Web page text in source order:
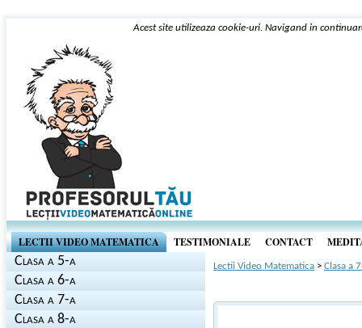
Acest site utilizeaza cookie-uri. Navigand in
LECTII VIDEO MATEMATICA TESTIMONIALE CONTACT
Clasa a 5-a
Clasa a 6-a
Clasa a 7-a
Clasa a 8-a
Lectii Video Matematica > Clasa a